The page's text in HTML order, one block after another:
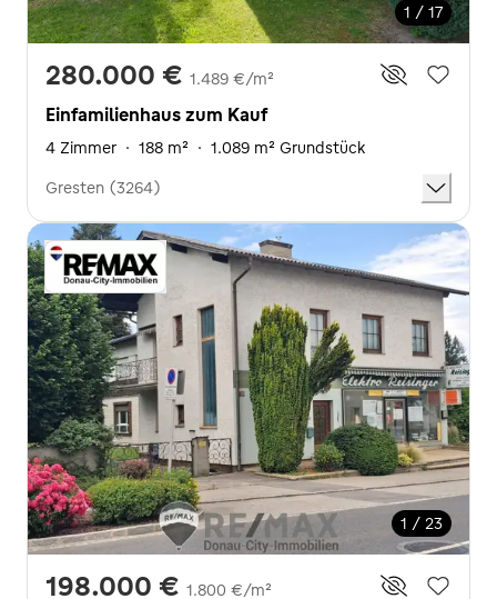
1 / 17
280.000 € 1.489 €/m²
Einfamilienhaus zum Kauf
4 Zimmer · 188 m² · 1.089 m² Grundstück
Gresten (3264)
1 / 23
198.000 € 1.800 €/m²